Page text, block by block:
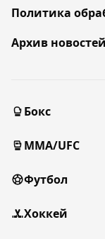
Политика
Архив новостей
Бокс
MMA/UFC
Футбол
Хоккей